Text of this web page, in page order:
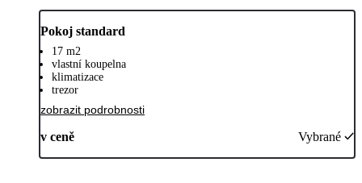
Pokoj standard
17 m2
vlastní koupelna
klimatizace
trezor
zobrazit podrobnosti
v ceně Vybrané